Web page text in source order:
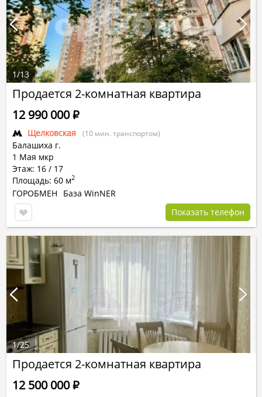
Продается 2-комнатная квартира
Щелковская (10 мин. транспортом)
Балашиха г.
1 Мая мкр
Этаж: 16 / 17
Площадь: 60 м2
12 990 000Р
ГОРОБМЕН
База WinNER
Показать телефон
1/13
Продается 2-комнатная квартира
12 500 000Р
1/25